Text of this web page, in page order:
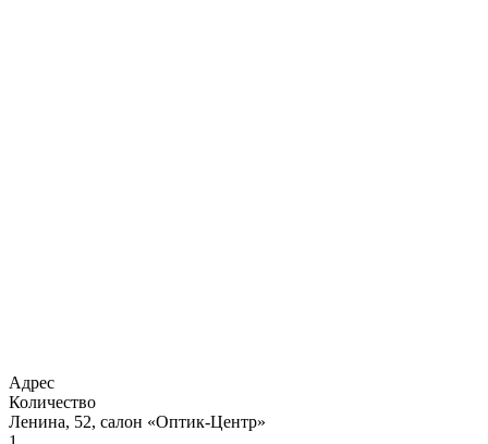
Адрес
Количество
Ленина, 52, салон «Оптик-Центр»